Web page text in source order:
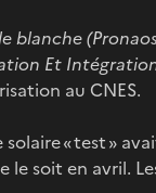
blanche
Et
au CNES.
solaire « test »
le soit en avril.